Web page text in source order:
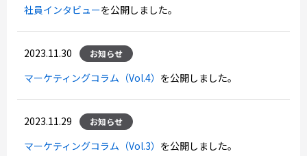
社員インタビューを公開しました。
2023.11.30 お知らせ
マーケティングコラム（Vol.4） を公開しました。
2023.11.29 お知らせ
マーケティングコラム（Vol.3） を公開しました。